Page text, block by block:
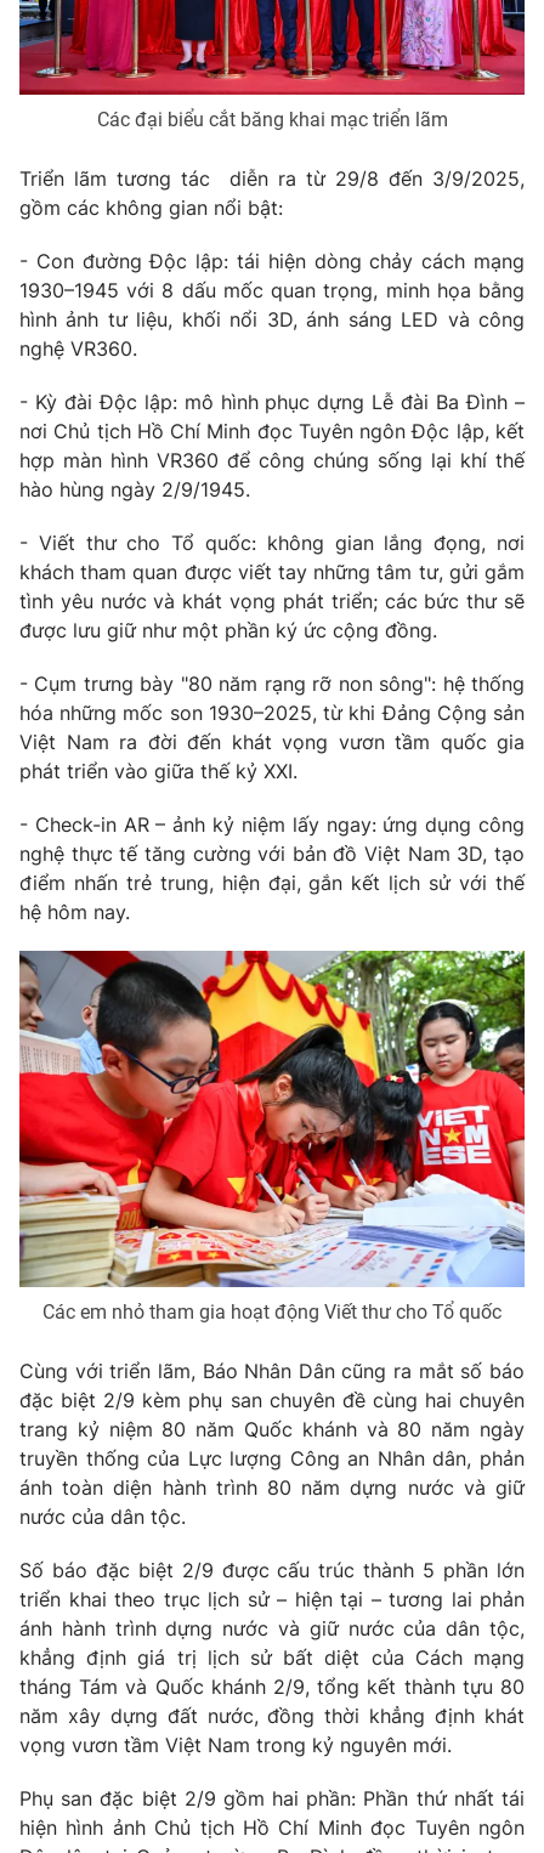
Sản phẩm
Thị trường
Lịch phát sóng
Emagazine Podcast
Photo Infographic
Video Shorts video
VTV Money VTV Thể thao
VTV Sức khoẻ Bất động sản
Thị trường 24h Tấm lòng Việt
VTV4 Vươn mình bằng AI
VTV9 VTV8
Liên hệ tòa soạn English
THỜI BÁO VTV
Theo dõi báo trên
Cơ quan chủ quản:Đài Truyền hình Việt Nam
Cơ quan báo chí:Thời báo VTV
Giấy phép hoạt động báo in và báo điện tử số 483/GP-BTTTT
cấp ngày 29/12/2023
Tổng Biên tập:Vũ Thanh Thủy
Phó Tổng Biên tập:Nguyễn Thị Mỹ Hạnh, Phạm Quốc Thắng,
Nguyễn Trọng Ninh
Tổng đài VTV:024.38 355 931 - 024.38 355 932
Ðiện thoại Thời báo VTV:024.66 897 897
Liên hệ quảng cáo:
024-7300.7108
® Cấm sao chép dưới mọi hình thức nếu không có sự chấp
thuận bằng văn bản. Ghi rõ nguồn VTV.vn khi phát hành lại
Các đại biểu cắt băng khai mạc triển lãm
Triển lãm tương tác diễn ra từ 29/8 đến 3/9/2025,
gồm các không gian nổi bật:
- Con đường Độc lập: tái hiện dòng chảy cách mạng
1930–1945 với 8 dấu mốc quan trọng, minh họa bằng
hình ảnh tư liệu, khối nổi 3D, ánh sáng LED và công
nghệ VR360.
- Kỳ đài Độc lập: mô hình phục dựng Lễ đài Ba Đình –
nơi Chủ tịch Hồ Chí Minh đọc Tuyên ngôn Độc lập, kết
hợp màn hình VR360 để công chúng sống lại khí thế
hào hùng ngày 2/9/1945.
- Viết thư cho Tổ quốc: không gian lắng đọng, nơi
khách tham quan được viết tay những tâm tư, gửi gắm
tình yêu nước và khát vọng phát triển; các bức thư sẽ
được lưu giữ như một phần ký ức cộng đồng.
- Cụm trưng bày "80 năm rạng rỡ non sông": hệ thống
hóa những mốc son 1930–2025, từ khi Đảng Cộng sản
Việt Nam ra đời đến khát vọng vươn tầm quốc gia
phát triển vào giữa thế kỷ XXI.
- Check-in AR – ảnh kỷ niệm lấy ngay: ứng dụng công
nghệ thực tế tăng cường với bản đồ Việt Nam 3D, tạo
điểm nhấn trẻ trung, hiện đại, gắn kết lịch sử với thế
hệ hôm nay.
Các em nhỏ tham gia hoạt động Viết thư cho Tổ quốc
Cùng với triển lãm, Báo Nhân Dân cũng ra mắt số báo
đặc biệt 2/9 kèm phụ san chuyên đề cùng hai chuyên
trang kỷ niệm 80 năm Quốc khánh và 80 năm ngày
truyền thống của Lực lượng Công an Nhân dân, phản
ánh toàn diện hành trình 80 năm dựng nước và giữ
nước của dân tộc.
Số báo đặc biệt 2/9 được cấu trúc thành 5 phần lớn
triển khai theo trục lịch sử – hiện tại – tương lai phản
ánh hành trình dựng nước và giữ nước của dân tộc,
khẳng định giá trị lịch sử bất diệt của Cách mạng
tháng Tám và Quốc khánh 2/9, tổng kết thành tựu 80
năm xây dựng đất nước, đồng thời khẳng định khát
vọng vươn tầm Việt Nam trong kỷ nguyên mới.
Phụ san đặc biệt 2/9 gồm hai phần: Phần thứ nhất tái
hiện hình ảnh Chủ tịch Hồ Chí Minh đọc Tuyên ngôn